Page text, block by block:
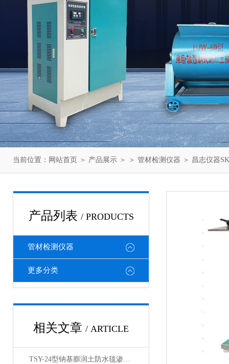
当前位置： 网站首页 ＞ 产品展示 ＞ ＞ 管材检测仪器 ＞ 昌志仪器
产品列表 / PRODUCTS
管材检测仪器
更多分类
相关文章 / ARTICLE
TSY-24型钠基膨润土防水毯渗透系数测定仪产品简介